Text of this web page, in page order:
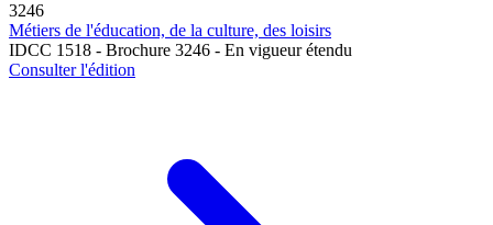
3246
Métiers de l'éducation, de la culture, des loisirs
IDCC 1518 - Brochure 3246 - En vigueur étendu
Consulter l'édition